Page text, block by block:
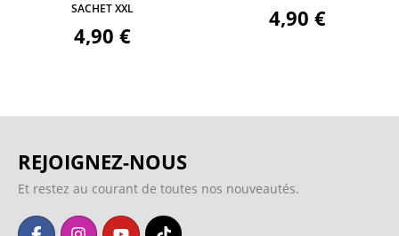
SACHET XXL
4,90 €
4,90 €
REJOIGNEZ-NOUS
Et restez au courant de toutes nos nouveautés.